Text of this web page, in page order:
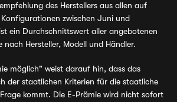
des Herstellers aus allen auf
zwischen Juni und
ein Durchschnittswert aller angebotenen
nach Hersteller, Modell und Händler.
möglich" weist darauf hin, dass das
der staatlichen Kriterien für die staatliche
kommt. Die E-Prämie wird nicht sofort